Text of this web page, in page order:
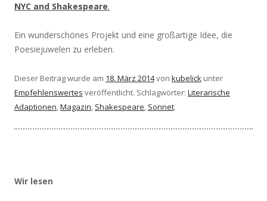
NYC and Shakespeare.
Ein wunderschönes Projekt und eine großartige Idee, die
Poesiejuwelen zu erleben.
Dieser Beitrag wurde am 18. März 2014von kubelick unter
Empfehlenswertes veröffentlicht. Schlagwörter: Literarische
Adaptionen,Magazin, Shakespeare, Sonnet.
Wir lesen